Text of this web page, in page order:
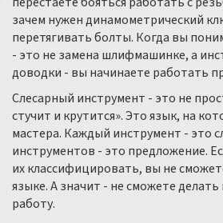
зачем нужен динамометрический
перетягивать болты. Когда вы
- это не замена шлифмашинке, а
доводки - вы начинаете работать
Слесарный инструмент - это не
стучит и крутится». Это язык, на
мастера. Каждый инструмент - это
инструментов - это предложение.
их классифицировать, вы не
языке. А значит - не сможете
работу.